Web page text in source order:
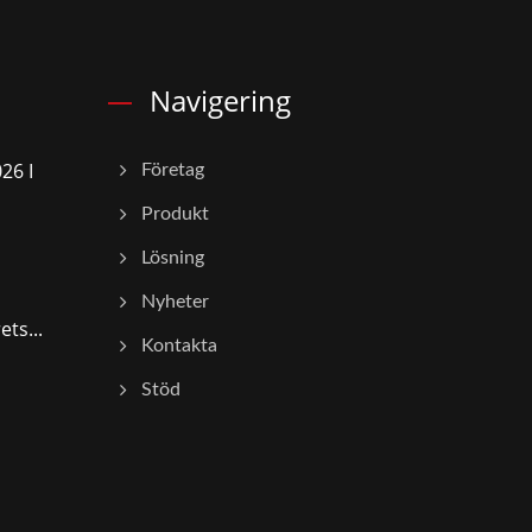
I
Navigering
Företag
Produkt
Lösning
Nyheter
Kontakta
Stöd